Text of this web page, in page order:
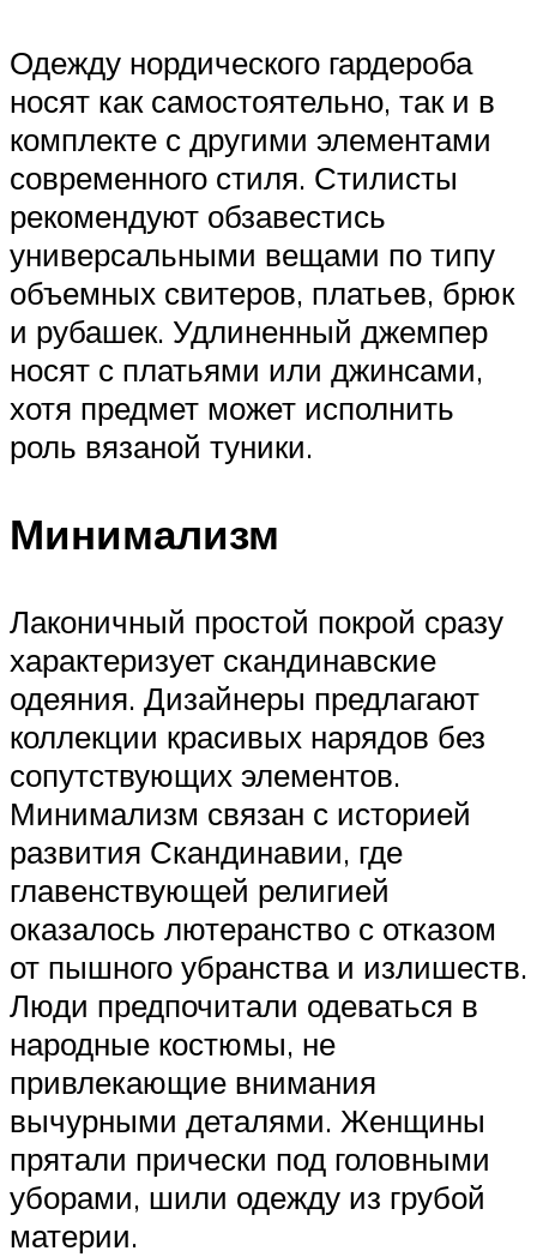
Одежду нордического гардероба
носят как самостоятельно, так и в
комплекте с другими элементами
современного стиля. Стилисты
рекомендуют обзавестись
универсальными вещами по типу
объемных свитеров, платьев, брюк
и рубашек. Удлиненный джемпер
носят с платьями или джинсами,
хотя предмет может исполнить
роль вязаной туники.
Минимализм
Лаконичный простой покрой сразу
характеризует скандинавские
одеяния. Дизайнеры предлагают
коллекции красивых нарядов без
сопутствующих элементов.
Минимализм связан с историей
развития Скандинавии, где
главенствующей религией
оказалось лютеранство с отказом
от пышного убранства и излишеств.
Люди предпочитали одеваться в
народные костюмы, не
привлекающие внимания
вычурными деталями. Женщины
прятали прически под головными
уборами, шили одежду из грубой
материи.